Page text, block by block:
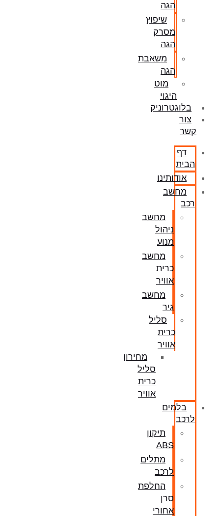
הגה
שיפוץ
מסרק
הגה
משאבת
הגה
מוט
היגוי
בלוגטרוניק
צור
קשר
דף
הבית
אודותינו
מחשב
רכב
מחשב
ניהול
מנוע
מחשב
כרית
אוויר
מחשב
גיר
סליל
כרית
אוויר
מחירון
סליל
כרית
אוויר
בלמים
לרכב
תיקון
ABS
מתלים
לרכב
החלפת
סרן
אחורי